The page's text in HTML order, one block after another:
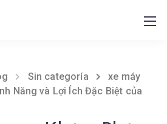
Sin categoría
xe máy
Năng và Lợi Ích Đặc Biệt của